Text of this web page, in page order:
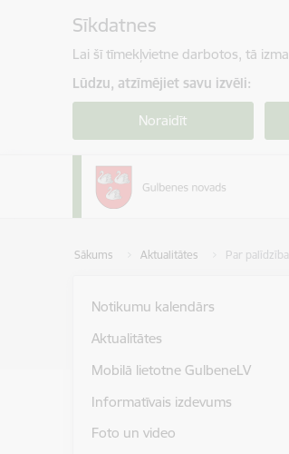
Sīkdatnes
Lai šī tīmekļvietne darbotos, tā
Lūdzu, atzīmējiet savu izvēli:
Noraidīt
Sākums Aktualitātes Par
Notikumu kalendārs
Aktualitātes
Mobilā lietotne GulbeneLV
Informatīvais izdevums
Foto un video